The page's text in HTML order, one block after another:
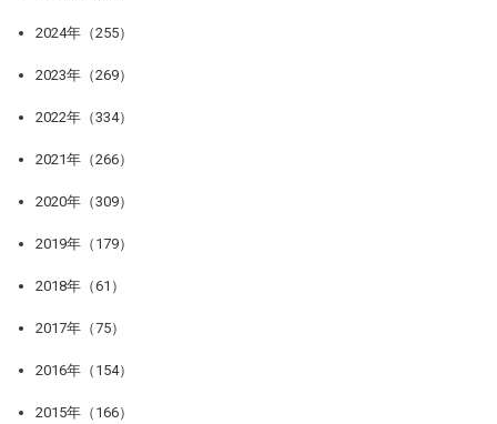
2024年（255）
2023年（269）
2022年（334）
2021年（266）
2020年（309）
2019年（179）
2018年（61）
2017年（75）
2016年（154）
2015年（166）